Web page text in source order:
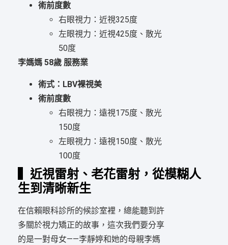
術前度數
右眼視力：近視325度
左眼視力：近視425度、散光
50度
李媽媽 58歲 服務業
術式：LBV裸視美
術前度數
右眼視力：遠視175度、散光
150度
左眼視力：遠視150度、散光
100度
▍近視雷射、老花雷射，從模糊人
生到清晰新生
在信賴眼科診所的候診室裡，總能聽到許
多關於視力矯正的故事，這次我們要分享
的是一對母女——李靜婷和她的母親李媽